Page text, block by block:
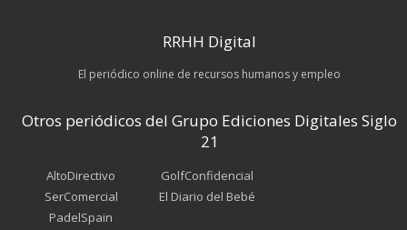
RRHH Digital
El periódico online de recursos humanos y empleo
Otros periódicos del Grupo Ediciones Digitales Siglo
21
AltoDirectivo
SerComercial
PadelSpain
GolfConfidencial
El Diario del Bebé